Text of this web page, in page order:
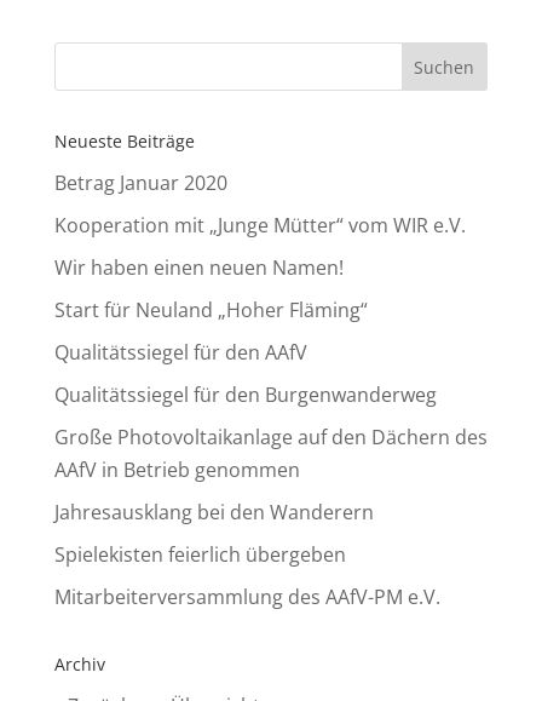
Neueste Beiträge
Betrag Januar 2020
Kooperation mit „Junge Mütter“ vom WIR e.V.
Wir haben einen neuen Namen!
Start für Neuland „Hoher Fläming“
Qualitätssiegel für den AAfV
Qualitätssiegel für den Burgenwanderweg
Große Photovoltaikanlage auf den Dächern des
AAfV in Betrieb genommen
Jahresausklang bei den Wanderern
Spielekisten feierlich übergeben
Mitarbeiterversammlung des AAfV-PM e.V.
Archiv